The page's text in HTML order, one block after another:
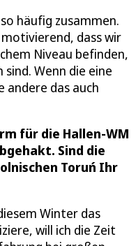
häufig zusammen.
dass wir
Niveau befinden,
Wenn die eine
andere das auch
für die Hallen-WM
Sind die
Toruń Ihr
Winter das
will ich die Zeit